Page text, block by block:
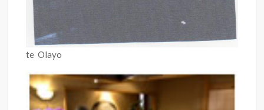
te Olayo